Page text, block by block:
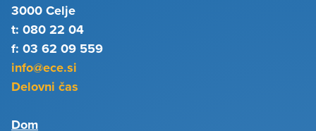
3000 Celje
t: 080 22 04
f: 03 62 09 559
info@ece.si
Delovni čas
Dom